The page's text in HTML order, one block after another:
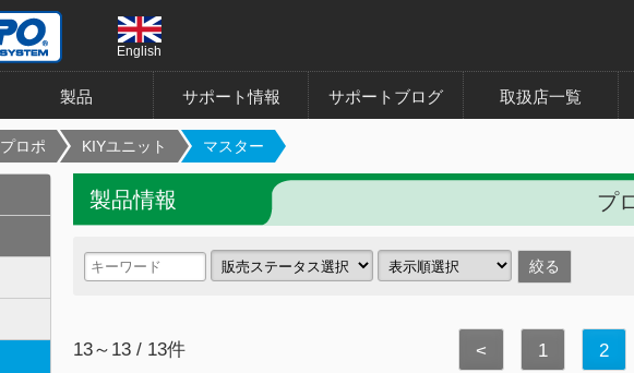
English
製品 サポート情報 サポートブログ 取扱店一覧
プロポ KIYユニット マスター
製品情報 プ
13～13 / 13件 < 1 2